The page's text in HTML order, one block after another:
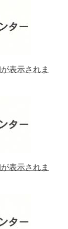
表示されま
表示されま